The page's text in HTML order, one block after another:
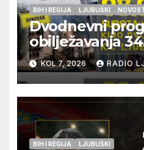
BIH I REGIJA LJUBUŠKI
Dvodnevni
obilježavanja
pogibije
Kraljevića i
pripadnika
KOL 7, 2026 RADIO
BIH I REGIJA LJUBUŠKI